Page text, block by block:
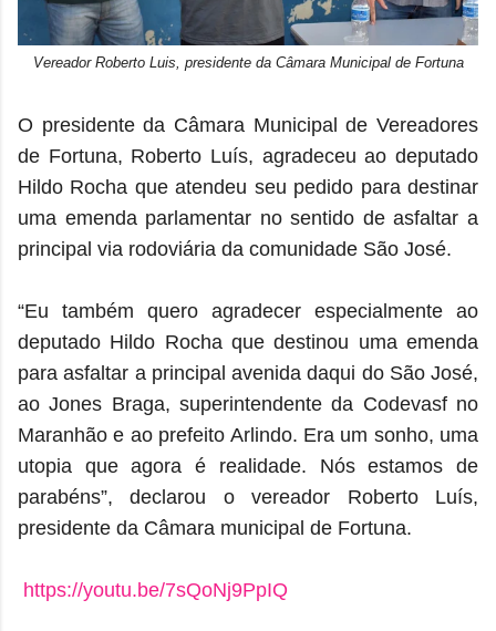
Vereador Roberto Luis, presidente da Câmara Municipal de Fortuna
O presidente da Câmara Municipal de Vereadores
de Fortuna, Roberto Luís, agradeceu ao deputado
Hildo Rocha que atendeu seu pedido para destinar
uma emenda parlamentar no sentido de asfaltar a
principal via rodoviária da comunidade São José.
“Eu também quero agradecer especialmente ao
deputado Hildo Rocha que destinou uma emenda
para asfaltar a principal avenida daqui do São José,
ao Jones Braga, superintendente da Codevasf no
Maranhão e ao prefeito Arlindo. Era um sonho, uma
utopia que agora é realidade. Nós estamos de
parabéns”, declarou o vereador Roberto Luís,
presidente da Câmara municipal de Fortuna.
https://youtu.be/7sQoNj9PpIQ